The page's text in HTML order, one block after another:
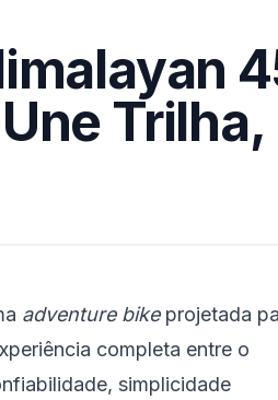
Trilha,
adventure bikeprojetada
completa entre o
simplicidade